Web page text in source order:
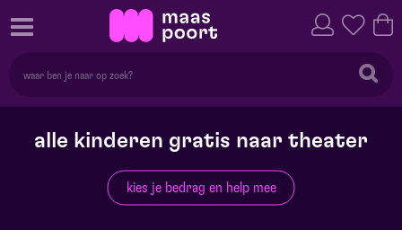
alle kinderen gratis naar theater
kies je bedrag en help mee